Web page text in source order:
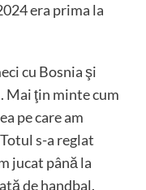
era prima la
cu Bosnia şi
Mai ţin minte cum
pe care am
s-a reglat
jucat până la
de handbal.